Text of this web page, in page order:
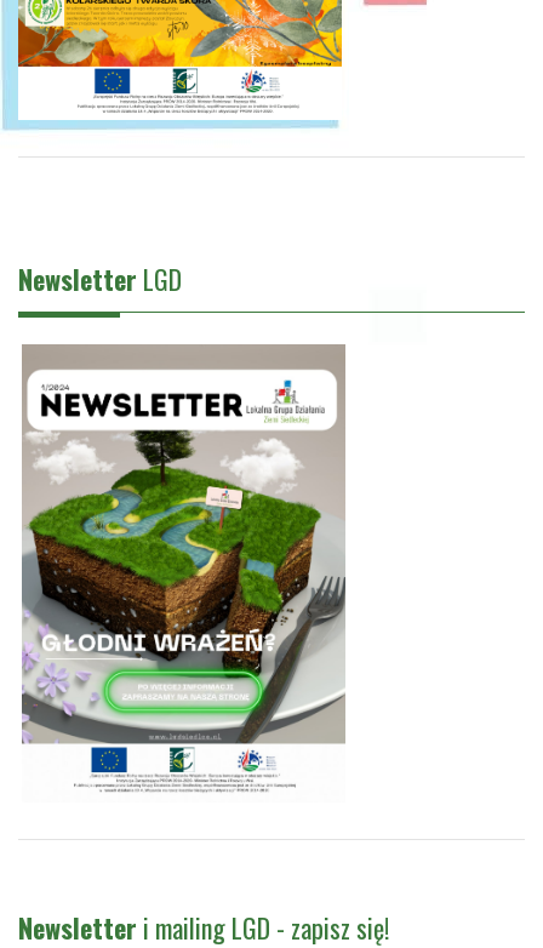
Newsletter LGD
Newsletter i mailing LGD - zapisz się!